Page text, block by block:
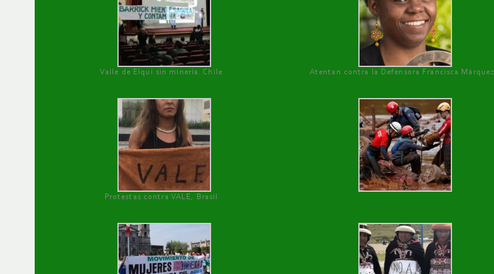
Valle de Elqui sin minería. Chile Atentan contra la Defensora Francisca Márquez
Protestas contra VALE, Brasil